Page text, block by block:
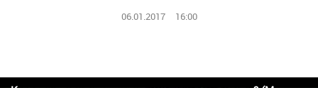
06.01.2017 16:00